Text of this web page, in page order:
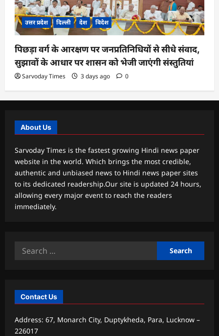
उत्तर प्रदेश दिल्ली देश विदेश
पिछड़ा वर्ग के आरक्षण पर जनप्रतिनिधियों से सीधे संवाद,
सुझावों के आधार पर शासन को भेजी जाएंगी संस्तुतियां
Sarvoday Times 3 days ago 0
About Us
Sarvoday Times is the fastest growing Hindi news paper
website in the world. Which brings the most credible,
authentic and unbiased news to Hindi news paper sites
to its dedicated readership.Our site is updated 24 hours,
allowing every major event to reach the readers
immediately.
Search
Contact Us
Address: 67, Monarch City, Duptykheda, Para, Lucknow –
226017